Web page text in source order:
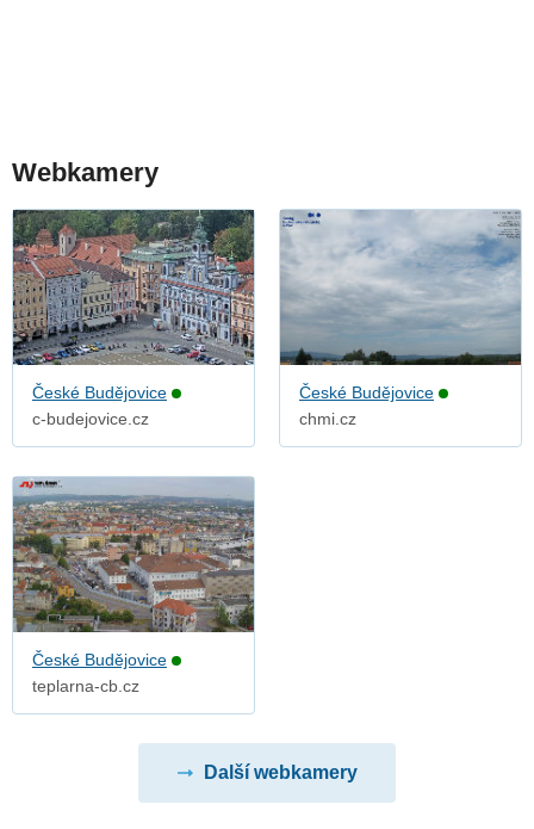
Webkamery
České Budějovice
c-budejovice.cz
České Budějovice
chmi.cz
České Budějovice
teplarna-cb.cz
Další webkamery